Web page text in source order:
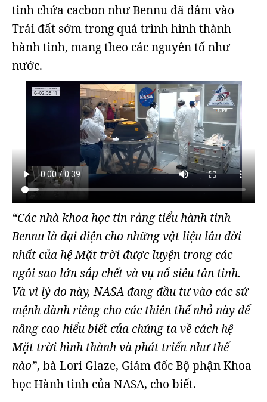
tinh chứa cacbon như Bennu đã đâm vào
Trái đất sớm trong quá trình hình thành
hành tinh, mang theo các nguyên tố như
nước.
“Các nhà khoa học tin rằng tiểu hành tinh
Bennu là đại diện cho những vật liệu lâu đời
nhất của hệ Mặt trời được luyện trong các
ngôi sao lớn sắp chết và vụ nổ siêu tân tinh.
Và vì lý do này, NASA đang đầu tư vào các sứ
mệnh dành riêng cho các thiên thể nhỏ này để
nâng cao hiểu biết của chúng ta về cách hệ
Mặt trời hình thành và phát triển như thế
nào”, bà Lori Glaze, Giám đốc Bộ phận Khoa
học Hành tinh của NASA, cho biết.